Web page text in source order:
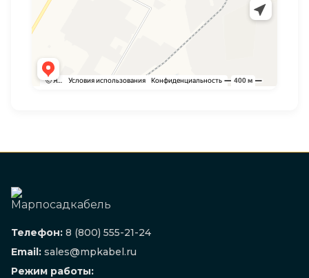
Телефон: 8 (800) 555-21-24
Email: sales@mpkabel.ru
Режим работы: